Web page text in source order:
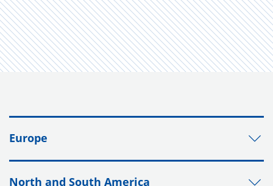
Europe
North and South America